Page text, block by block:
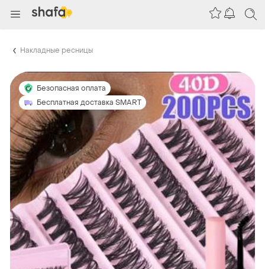
Накладные ресницы
Безопасная оплата
Бесплатная доставка SMART